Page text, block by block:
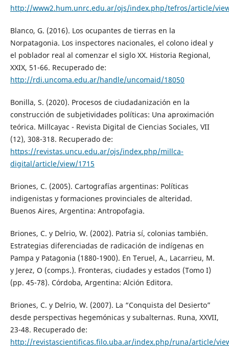
http://www2.hum.unrc.edu.ar/ojs/index.php/tefros/article/
Blanco, G. (2016). Los ocupantes de tierras en la
Norpatagonia. Los inspectores nacionales, el colono ideal y
el poblador real al comenzar el siglo XX. Historia Regional,
XXIX, 51-66. Recuperado de:
http://rdi.uncoma.edu.ar/handle/uncomaid/18050
Bonilla, S. (2020). Procesos de ciudadanización en la
construcción de subjetividades políticas: Una aproximación
teórica. Millcayac - Revista Digital de Ciencias Sociales, VII
(12), 308-318. Recuperado de:
https://revistas.uncu.edu.ar/ojs/index.php/millca-
digital/article/view/1715
Briones, C. (2005). Cartografías argentinas: Políticas
indigenistas y formaciones provinciales de alteridad.
Buenos Aires, Argentina: Antropofagia.
Briones, C. y Delrio, W. (2002). Patria sí, colonias también.
Estrategias diferenciadas de radicación de indígenas en
Pampa y Patagonia (1880-1900). En Teruel, A., Lacarrieu, M.
y Jerez, O (comps.). Fronteras, ciudades y estados (Tomo I)
(pp. 45-78). Córdoba, Argentina: Alción Editora.
Briones, C. y Delrio, W. (2007). La “Conquista del Desierto”
desde perspectivas hegemónicas y subalternas. Runa, XXVII,
23-48. Recuperado de:
http://revistascientificas.filo.uba.ar/index.php/runa/article/